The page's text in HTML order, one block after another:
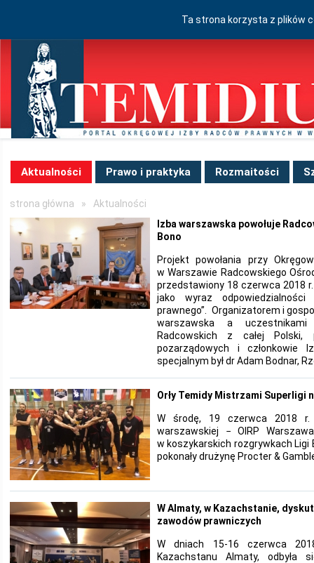
Ta strona korzysta z plików
Aktualności Prawo i praktyka Rozmaitości
strona główna »
Aktualności
Izba warszawska powołuje
Bono
Projekt powołania przy
w Warszawie Radcowskiego
przedstawiony 18 czerwca 2018
jako wyraz odpowiedzialności
prawnego”. Organizatorem i
warszawska a
Radcowskich z całej Polski,
pozarządowych i członkowie
specjalnym był dr Adam Bodnar,
Orły Temidy Mistrzami Superligi
W środę, 19 czerwca 2018 r.
warszawskiej − OIRP
w koszykarskich rozgrywkach Ligi
pokonały drużynę Procter &
W Almaty, w Kazachstanie,
zawodów prawniczych
W dniach 15-16 czerwca
Kazachstanu Almaty, odbyła